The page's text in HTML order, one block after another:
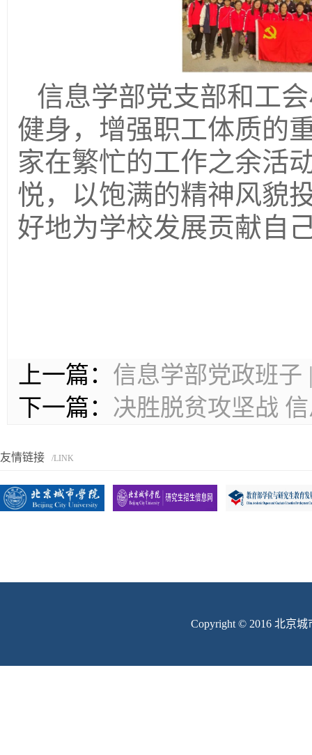
信息学部党支部和工
健身，增强职工体质的
家在繁忙的工作之余活
悦，以饱满的精神风貌
好地为学校发展贡献自
上一篇： 信息学部党政班子
下一篇： 决胜脱贫攻坚战
友情链接 /LINK
Copyright © 2016 北京